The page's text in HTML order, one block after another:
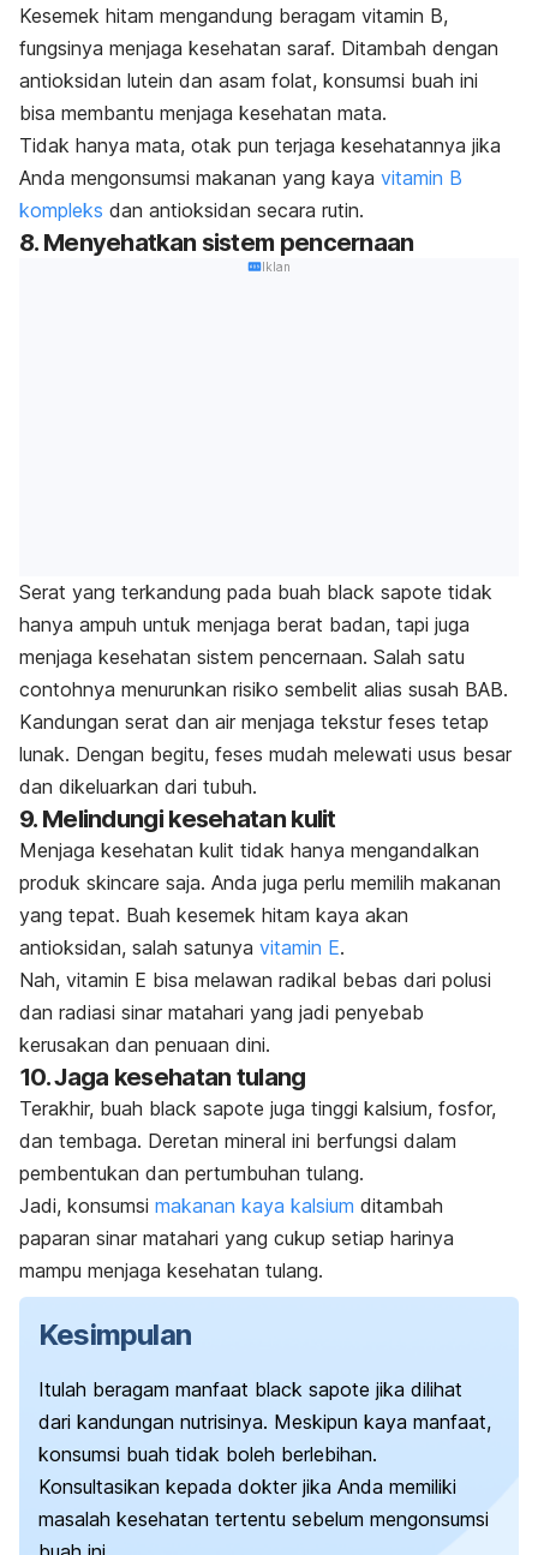
Kesemek hitam mengandung beragam vitamin B,
fungsinya menjaga kesehatan saraf. Ditambah dengan
antioksidan lutein dan asam folat, konsumsi buah ini
bisa membantu menjaga kesehatan mata.
Tidak hanya mata, otak pun terjaga kesehatannya jika
Anda mengonsumsi makanan yang kaya vitamin B
kompleks dan antioksidan secara rutin.
8. Menyehatkan sistem pencernaan
Iklan
Serat yang terkandung pada buah black sapote tidak
hanya ampuh untuk menjaga berat badan, tapi juga
menjaga kesehatan sistem pencernaan. Salah satu
contohnya menurunkan risiko sembelit alias susah BAB.
Kandungan serat dan air menjaga tekstur feses tetap
lunak. Dengan begitu, feses mudah melewati usus besar
dan dikeluarkan dari tubuh.
9. Melindungi kesehatan kulit
Menjaga kesehatan kulit tidak hanya mengandalkan
produk skincare saja. Anda juga perlu memilih makanan
yang tepat. Buah kesemek hitam kaya akan
antioksidan, salah satunya vitamin E.
Nah, vitamin E bisa melawan radikal bebas dari polusi
dan radiasi sinar matahari yang jadi penyebab
kerusakan dan penuaan dini.
10. Jaga kesehatan tulang
Terakhir, buah black sapote juga tinggi kalsium, fosfor,
dan tembaga. Deretan mineral ini berfungsi dalam
pembentukan dan pertumbuhan tulang.
Jadi, konsumsi makanan kaya kalsium ditambah
paparan sinar matahari yang cukup setiap harinya
mampu menjaga kesehatan tulang.
Kesimpulan
Itulah beragam manfaat black sapote jika dilihat
dari kandungan nutrisinya. Meskipun kaya manfaat,
konsumsi buah tidak boleh berlebihan.
Konsultasikan kepada dokter jika Anda memiliki
masalah kesehatan tertentu sebelum mengonsumsi